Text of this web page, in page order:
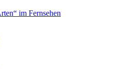
im Fernsehen